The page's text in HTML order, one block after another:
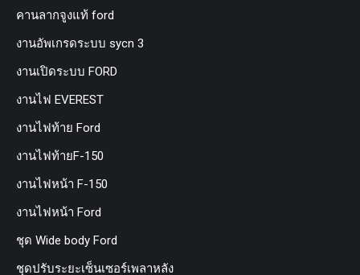
คานลากจูงแท้ ford
งานอัพเกรดระบบ sycn 3
งานเปิดระบบ FORD
งานไฟ EVEREST
งานไฟท้าย Ford
งานไฟท้ายF-150
งานไฟหน้า F-150
งานไฟหน้า Ford
ชุด Wide body Ford
ชุดปรับระยะเซ็นเซอร์เพลาหลัง